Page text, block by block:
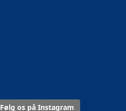
Følg os på Instagram